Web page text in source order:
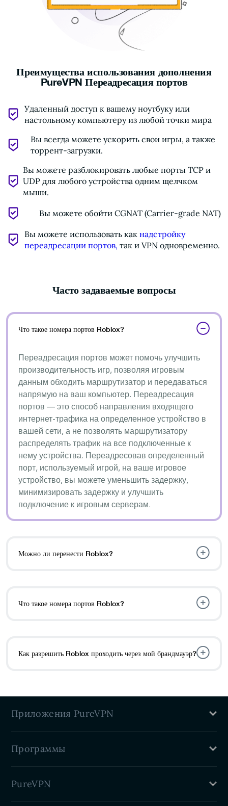
Преимущества использования дополнения
PureVPN Переадресация портов
Удаленный доступ к вашему ноутбуку или
настольному компьютеру из любой точки мира
Вы всегда можете ускорить свои игры, а также
торрент-загрузки.
Вы можете разблокировать любые порты TCP и
UDP для любого устройства одним щелчком
мыши.
Вы можете обойти CGNAT (Carrier-grade NAT)
Вы можете использовать как надстройку
переадресации портов, так и VPN одновременно.
Часто задаваемые вопросы
Что такое номера портов Roblox?
Переадресация портов может помочь улучшить
производительность игр, позволяя игровым
данным обходить маршрутизатор и передаваться
напрямую на ваш компьютер. Переадресация
портов — это способ направления входящего
интернет-трафика на определенное устройство в
вашей сети, а не позволять маршрутизатору
распределять трафик на все подключенные к
нему устройства. Переадресовав определенный
порт, используемый игрой, на ваше игровое
устройство, вы можете уменьшить задержку,
минимизировать задержку и улучшить
подключение к игровым серверам.
Можно ли перенести Roblox?
Что такое номера портов Roblox?
Как разрешить Roblox проходить через мой брандмауэр?
Приложения PureVPN
Windows VPN
VPN для iPhone
Программы
Студенческая скидка
PureVPN